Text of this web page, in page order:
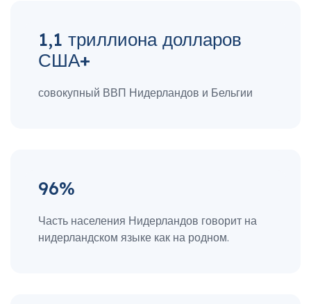
1,1 триллиона долларов
США+
совокупный ВВП Нидерландов и Бельгии
96%
Часть населения Нидерландов говорит на
нидерландском языке как на родном.